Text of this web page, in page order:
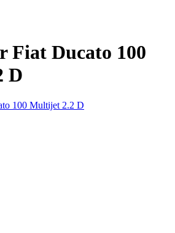
Fiat Ducato 100
D